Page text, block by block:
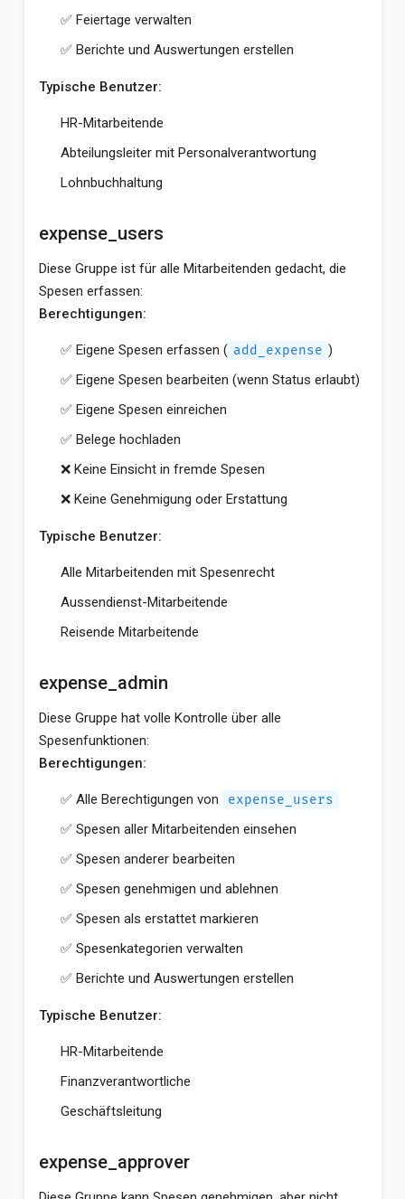
✅ Feiertage verwalten
✅ Berichte und Auswertungen erstellen
Typische Benutzer:
HR-Mitarbeitende
Abteilungsleiter mit Personalverantwortung
Lohnbuchhaltung
expense_users
Diese Gruppe ist für alle Mitarbeitenden gedacht, die
Spesen erfassen:
Berechtigungen:
✅ Eigene Spesen erfassen ( add_expense )
✅ Eigene Spesen bearbeiten (wenn Status erlaubt)
✅ Eigene Spesen einreichen
✅ Belege hochladen
❌ Keine Einsicht in fremde Spesen
❌ Keine Genehmigung oder Erstattung
Typische Benutzer:
Alle Mitarbeitenden mit Spesenrecht
Aussendienst-Mitarbeitende
Reisende Mitarbeitende
expense_admin
Diese Gruppe hat volle Kontrolle über alle
Spesenfunktionen:
Berechtigungen:
✅ Alle Berechtigungen von expense_users
✅ Spesen aller Mitarbeitenden einsehen
✅ Spesen anderer bearbeiten
✅ Spesen genehmigen und ablehnen
✅ Spesen als erstattet markieren
✅ Spesenkategorien verwalten
✅ Berichte und Auswertungen erstellen
Typische Benutzer:
HR-Mitarbeitende
Finanzverantwortliche
Geschäftsleitung
expense_approver